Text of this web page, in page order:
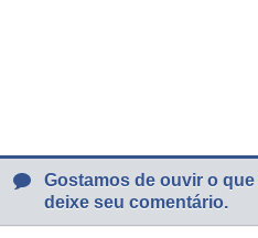
Gostamos de ouvir o
deixe seu comentário.